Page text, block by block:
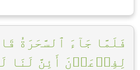
فَلَمَّا جَآءَ ٱلسَّحَرَةُ
لِفِرۡعَوۡنَ أَئِنَّ لَنَا